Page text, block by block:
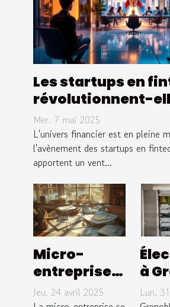
Les startups en
révolutionnent-
services financiers
Mer. 7 mai 2025
L'univers financier est en pleine
l'avènement des startups en
apportent un vent...
Micro-
entreprises
et fiscalité
Jeu. 24 avril 2025
à
Lun.